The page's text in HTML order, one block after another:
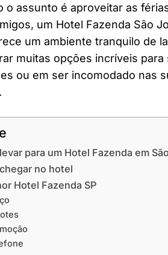
o assunto é aproveitar as
um Hotel Fazenda São
um ambiente tranquilo de
muitas opções incríveis
ou em ser incomodado nas
para um Hotel Fazenda em
no hotel
Hotel Fazenda SP